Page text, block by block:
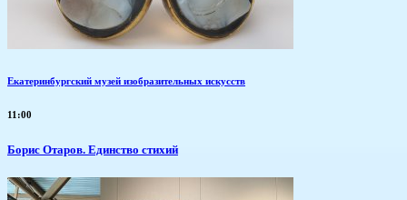
Екатеринбургский музей изобразительных искусств
11:00
Борис Отаров. Единство стихий